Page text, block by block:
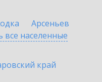
Арсеньев
все населенные
край